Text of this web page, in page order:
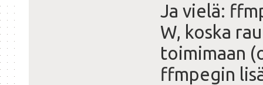
Ja vielä:
W, koska
toimimaan
ffmpegin